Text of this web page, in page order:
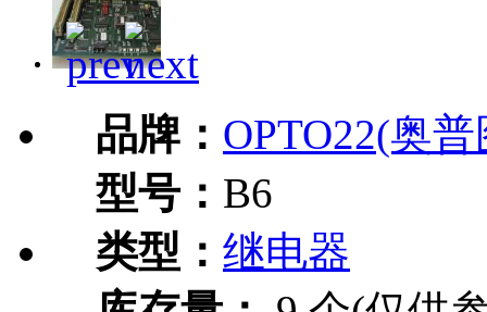
品牌： OPTO22(奥
型号： B6
类型： 继电器